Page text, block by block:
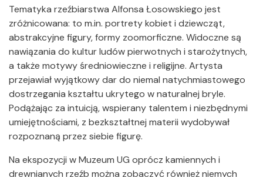
Tematyka rzeźbiarstwa Alfonsa Łosowskiego jest
zróżnicowana: to m.in. portrety kobiet i dziewcząt,
abstrakcyjne figury, formy zoomorficzne. Widoczne są
nawiązania do kultur ludów pierwotnych i starożytnych,
a także motywy średniowieczne i religijne. Artysta
przejawiał wyjątkowy dar do niemal natychmiastowego
dostrzegania kształtu ukrytego w naturalnej bryle.
Podążając za intuicją, wspierany talentem i niezbędnymi
umiejętnościami, z bezkształtnej materii wydobywał
rozpoznaną przez siebie figurę.
Na ekspozycji w Muzeum UG oprócz kamiennych i
drewnianych rzeźb można zobaczyć również niemych